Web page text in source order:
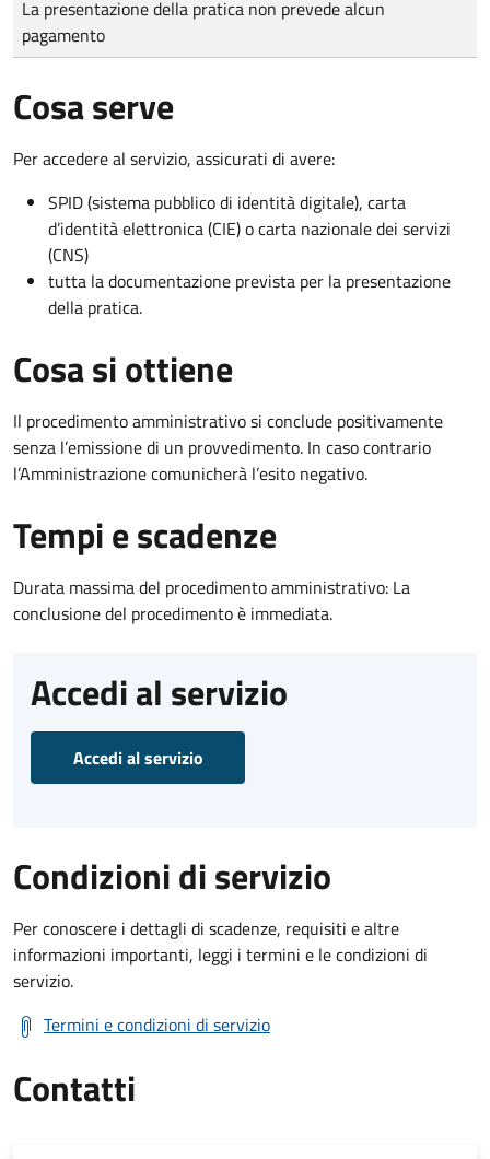
La presentazione della pratica non prevede alcun
pagamento
Cosa serve
Per accedere al servizio, assicurati di avere:
SPID (sistema pubblico di identità digitale), carta
d’identità elettronica (CIE) o carta nazionale dei servizi
(CNS)
tutta la documentazione prevista per la presentazione
della pratica.
Cosa si ottiene
Il procedimento amministrativo si conclude positivamente
senza l’emissione di un provvedimento. In caso contrario
l’Amministrazione comunicherà l’esito negativo.
Tempi e scadenze
Durata massima del procedimento amministrativo: La
conclusione del procedimento è immediata.
Accedi al servizio
Accedi al servizio
Condizioni di servizio
Per conoscere i dettagli di scadenze, requisiti e altre
informazioni importanti, leggi i termini e le condizioni di
servizio.
Termini e condizioni di servizio
Contatti